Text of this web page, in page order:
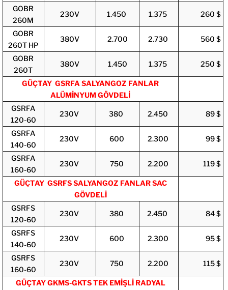
GOBR
260M
230V 1.450 1.375 260 $
GOBR
260T HP
380V 2.700 2.730 560 $
GOBR
260T
380V 1.450 1.375 250 $
GÜÇTAY GSRFA SALYANGOZ FANLAR
ALÜMİNYUM GÖVDELİ
GSRFA
120-60
230V 380 2.450 89 $
GSRFA
140-60
230V 600 2.300 99 $
GSRFA
160-60
230V 750 2.200 119 $
GÜÇTAY GSRFS SALYANGOZ FANLAR SAC
GÖVDELİ
GSRFS
120-60
230V 380 2.450 84 $
GSRFS
140-60
230V 600 2.300 95 $
GSRFS
160-60
230V 750 2.200 115 $
GÜÇTAY GKMS-GKTS TEK EMİŞLİ RADYAL